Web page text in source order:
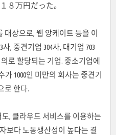
８万円だった。
대상으로, 웹 앙케이트 등을 이
, 중견기업 304사, 대기업 703
로 할당되는 기업. 중소기업에
1000인 미만의 회사는 중견기
로 한다.
, 클라우드 서비스를 이용하는
보다 노동생산성이 높다는 결